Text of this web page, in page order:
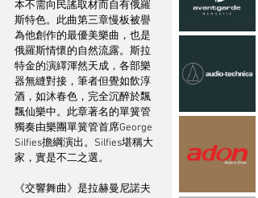
本不需向民謠取材而自有俄羅
斯特色。此曲第三章慢板被譽
為他創作的最優美樂曲，也是
俄羅斯情懷的自然流露。斯拉
特金的演繹渾然天成，各部樂
器無縫對接，筆者但覺如飲淳
酒，如沐春色，完全沉醉於飄
飄仙樂中。此章著名的單簧管
獨奏由樂團單簧管首席George
Silfies擔綱演出。Silfies堪稱大
家，實是不二之選。
《交響舞曲》是拉赫曼尼諾夫